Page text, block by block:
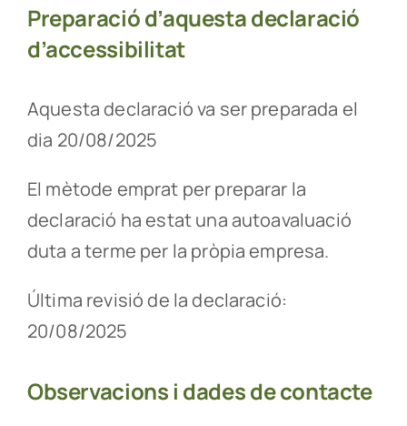
Preparació d’aquesta declaració
d’accessibilitat
Aquesta declaració va ser preparada el
dia 20/08/2025
El mètode emprat per preparar la
declaració ha estat una autoavaluació
duta a terme per la pròpia empresa.
Última revisió de la declaració:
20/08/2025
Observacions i dades de contacte